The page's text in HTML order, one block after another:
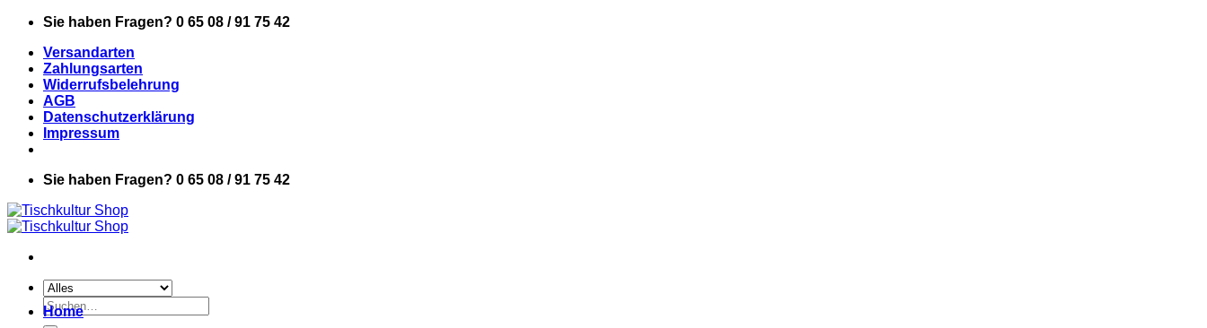
Zum
springen
Sie haben Fragen? 0 65 08 / 91 75 42
Versandarten
Zahlungsarten
Widerrufsbelehrung
AGB
Datenschutzerklärung
Impressum
Sie haben Fragen? 0 65 08 / 91 75 42
Suchen
nach:
Home